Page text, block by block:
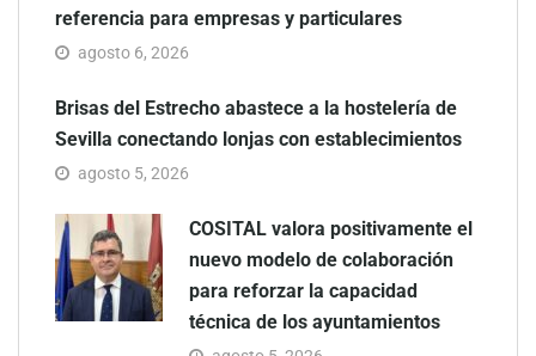
referencia para empresas y particulares
agosto 6, 2026
Brisas del Estrecho abastece a la hostelería de
Sevilla conectando lonjas con establecimientos
agosto 5, 2026
COSITAL valora positivamente el
nuevo modelo de colaboración
para reforzar la capacidad
técnica de los ayuntamientos